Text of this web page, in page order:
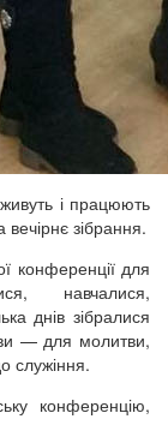
і працюють
зібрання.
конференції для
навчалися,
днів зібралися
— для молитви,
служіння.
конференцію,